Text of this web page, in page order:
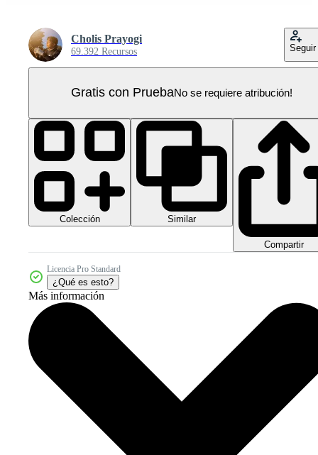
Cholis Prayogi
69.392 Recursos Seguir
Gratis con PruebaNo se requiere atribución!
Colección Similar
Compartir
Licencia Pro Standard
¿Qué es esto?
Más información